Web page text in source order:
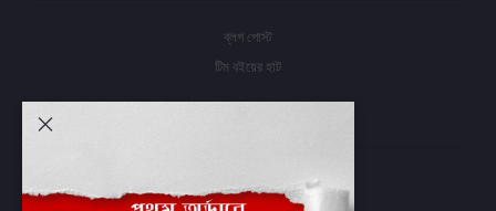
ব্লগ পোস্ট
টিম বইয়ের হাট
প্রবেশ করুন